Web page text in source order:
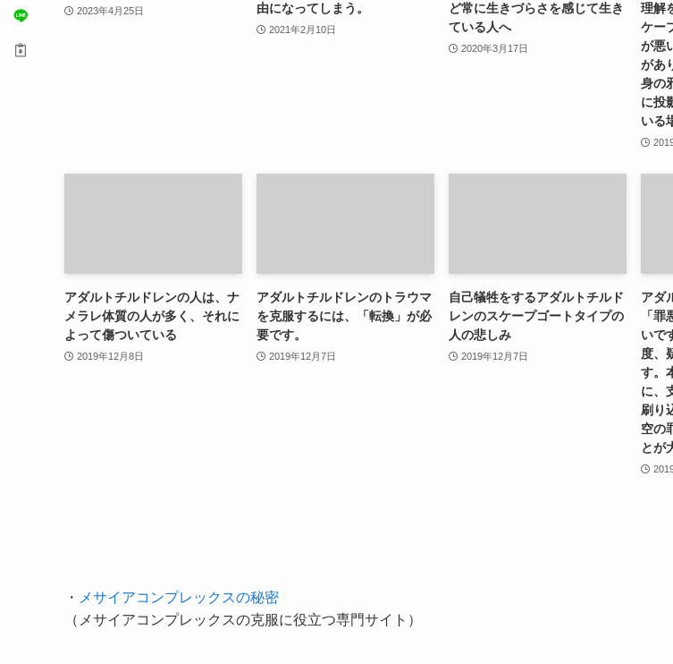
2023年4月25日
由になってしまう。
2021年2月10日
ど常に生きづらさを感じて生き
ている人へ
2020年3月17日
理解
ケー
が悪
があ
身の
に投
いる
アダルトチルドレンの人は、ナ
メラレ体質の人が多く、それに
よって傷ついている
2019年12月8日
アダルトチルドレンのトラウマ
を克服するには、「転換」が必
要です。
2019年12月7日
自己犠牲をするアダルトチルド
レンのスケープゴートタイプの
人の悲しみ
2019年12月7日
アダ
「
いで
度、
す。
に、
刷り
空の
とが
・ メサイアコンプレックスの秘密
（メサイアコンプレックスの克服に役立つ専門サイト）